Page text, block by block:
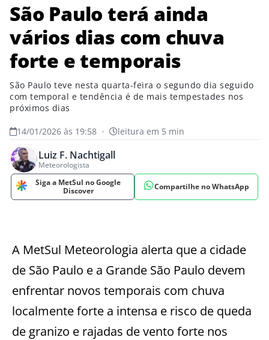
São Paulo terá ainda
vários dias com chuva
forte e temporais
São Paulo teve nesta quarta-feira o segundo dia seguido
com temporal e tendência é de mais tempestades nos
próximos dias
14/01/2026 às 19:58 • leitura em 5 min
Luiz F. Nachtigall
Meteorologista
Siga a MetSul no Google
Discover
Compartilhe no WhatsApp
A MetSul Meteorologia alerta que a cidade
de São Paulo e a Grande São Paulo devem
enfrentar novos temporais com chuva
localmente forte a intensa e risco de queda
de granizo e rajadas de vento forte nos